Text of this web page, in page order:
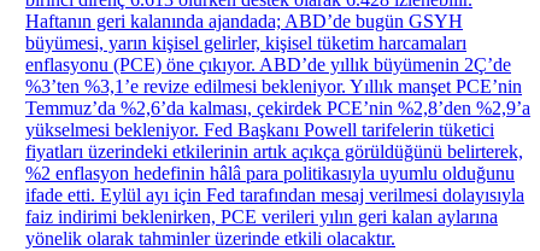
Haftanın geri kalanında ajandada; ABD’de bugün GSYH
büyümesi, yarın kişisel gelirler, kişisel tüketim harcamaları
enflasyonu (PCE) öne çıkıyor. ABD’de yıllık büyümenin 2Ç’de
%3’ten %3,1’e revize edilmesi bekleniyor. Yıllık manşet PCE’nin
Temmuz’da %2,6’da kalması, çekirdek PCE’nin %2,8’den %2,9’a
yükselmesi bekleniyor. Fed Başkanı Powell tarifelerin tüketici
fiyatları üzerindeki etkilerinin artık açıkça görüldüğünü belirterek,
%2 enflasyon hedefinin hâlâ para politikasıyla uyumlu olduğunu
ifade etti. Eylül ayı için Fed tarafından mesaj verilmesi dolayısıyla
faiz indirimi beklenirken, PCE verileri yılın geri kalan aylarına
yönelik olarak tahminler üzerinde etkili olacaktır.